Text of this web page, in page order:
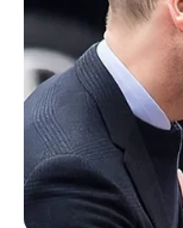
Natália Cruz